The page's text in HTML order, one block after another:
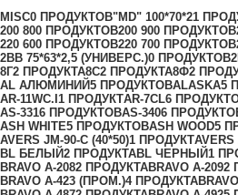
MISC0 ПРОДУКТОВ"MD" 100*70*21
200 800 ПРОДУКТОВ200 900 ПРОДУКТОВ
220 600 ПРОДУКТОВ220 700 ПРОДУКТОВ
2ВВ 75*63*2,5 (УНИВЕРС.)0 ПРОДУКТОВ
8Г2 ПРОДУКТА8С2 ПРОДУКТА8Ф2
AL АЛЮМИНИЙ5 ПРОДУКТОВALASKA5
AR-11WC.I 1 ПРОДУКТAR-7CL6
AS-3316 ПРОДУКТОВAS-3406
ASH WHITE5 ПРОДУКТОВASH WOOD5
AVERS JМ-90-С (40*50)1 ПРОДУКТAVERS
BL БЕЛЫЙ2 ПРОДУКТАBL ЧЕРНЫЙ1
BRAVO A-2082 ПРОДУКТАBRAVO A-2092
BRAVO A-423 (ПРОМ.)4 ПРОДУКТА